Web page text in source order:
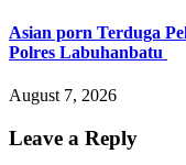
Asian porn Terduga
Polres Labuhanbatu
August 7, 2026
Leave a Reply